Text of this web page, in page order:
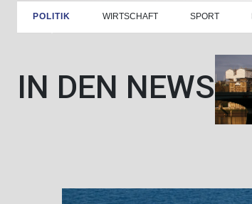
POLITIK WIRTSCHAFT SPORT
IN DEN NEWS